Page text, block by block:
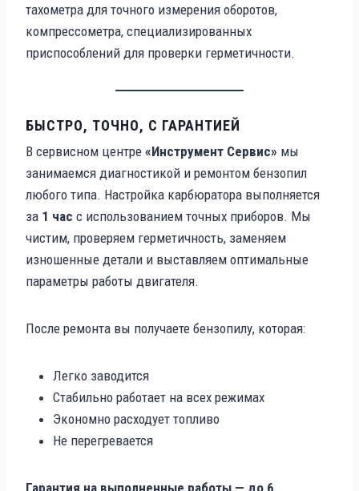
тахометра для точного измерения оборотов,
компрессометра, специализированных
приспособлений для проверки герметичности.
БЫСТРО, ТОЧНО, С ГАРАНТИЕЙ
В сервисном центре «Инструмент Сервис» мы
занимаемся диагностикой и ремонтом бензопил
любого типа. Настройка карбюратора выполняется
за 1 час с использованием точных приборов. Мы
чистим, проверяем герметичность, заменяем
изношенные детали и выставляем оптимальные
параметры работы двигателя.
После ремонта вы получаете бензопилу, которая:
Легко заводится
Стабильно работает на всех режимах
Экономно расходует топливо
Не перегревается
Гарантия на выполненные работы — до 6